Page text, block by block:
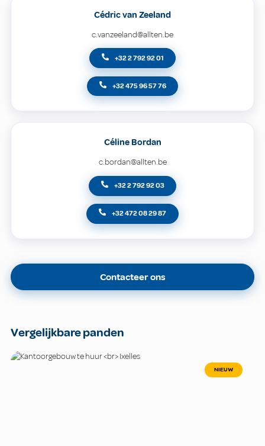
Cédric van Zeeland
c.vanzeeland@allten.be
+32 2 792 92 01
+32 475 96 57 76
Céline Bordan
c.bordan@allten.be
+32 2 792 92 03
+32 472 08 29 87
Contacteer ons
Vergelijkbare panden
NIEUW